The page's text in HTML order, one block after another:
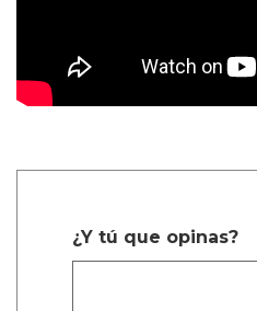
¿Y tú que opinas?